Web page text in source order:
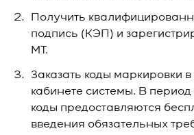
Получить
подпись (КЭП) и
МТ.
Заказать коды маркировки
кабинете системы. В
коды предоставляются
введения обязательных